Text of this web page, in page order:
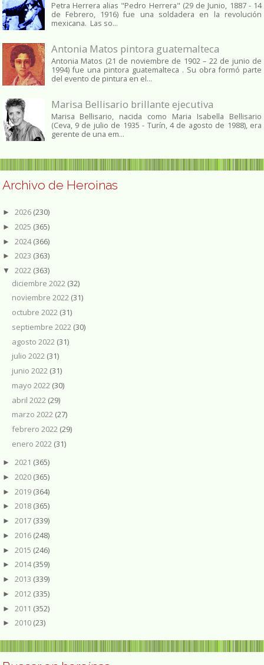
Petra Herrera alias "Pedro Herrera" (29 de Junio, 1887 - 14
de Febrero, 1916) fue una soldadera en la revolución
mexicana. Las so...
Antonia Matos pintora guatemalteca
Antonia Matos (21 de noviembre de 1902 – 22 de junio de
1994) fue una pintora guatemalteca . Su obra formó parte
del evento de pintura en el...
Marisa Bellisario brillante ejecutiva
Marisa Bellisario, nacida como Maria Isabella Bellisario
(Ceva, 9 de julio de 1935 - Turín, 4 de agosto de 1988), era
gerente de una em...
Archivo de Heroinas
► 2026 (230)
► 2025 (365)
► 2024(366)
► 2023 (363)
▼ 2022 (363)
diciembre 2022 (32)
noviembre 2022 (31)
octubre 2022 (31)
septiembre 2022 (30)
agosto 2022 (31)
julio 2022 (31)
junio 2022 (31)
mayo 2022 (30)
abril 2022 (29)
marzo 2022 (27)
febrero 2022 (29)
enero 2022 (31)
► 2021 (365)
► 2020 (365)
► 2019 (364)
► 2018 (365)
► 2017 (339)
► 2016 (248)
► 2015 (246)
► 2014(359)
► 2013 (339)
► 2012 (335)
► 2011 (352)
► 2010 (23)